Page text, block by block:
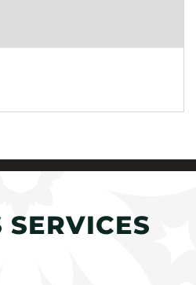
SERVICES